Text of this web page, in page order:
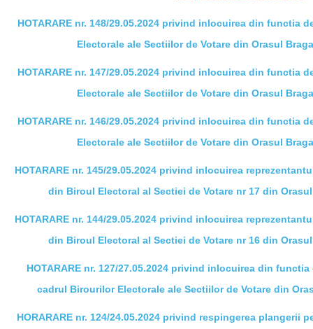
HOTARARE nr. 148/29.05.2024 privind inlocuirea din functia
Electorale ale Sectiilor de Votare din Orasul
HOTARARE nr. 147/29.05.2024 privind inlocuirea din functia
Electorale ale Sectiilor de Votare din Orasul
HOTARARE nr. 146/29.05.2024 privind inlocuirea din functia
Electorale ale Sectiilor de Votare din Orasul
HOTARARE nr. 145/29.05.2024 privind inlocuirea
din Biroul Electoral al Sectiei de Votare nr 17 din
HOTARARE nr. 144/29.05.2024 privind inlocuirea
din Biroul Electoral al Sectiei de Votare nr 16 din
HOTARARE nr. 127/27.05.2024 privind inlocuirea din
cadrul Birourilor Electorale ale Sectiilor de Votare din
HORARARE nr. 124/24.05.2024 privind respingerea plangerii